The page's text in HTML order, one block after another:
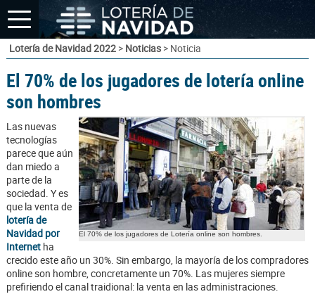
Lotería de Navidad 2022 > Noticias > Noticia
El 70% de los jugadores de lotería online
son hombres
El 70% de los jugadores de Lotería online son hombres.
Las nuevas
tecnologías
parece que aún
dan miedo a
parte de la
sociedad. Y es
que la venta de
lotería de
Navidad por
Internetha
crecido este año un 30%. Sin embargo, la mayoría de los compradores
online son hombre, concretamente un 70%. Las mujeres siempre
prefiriendo el canal traidional: la venta en las administraciones.